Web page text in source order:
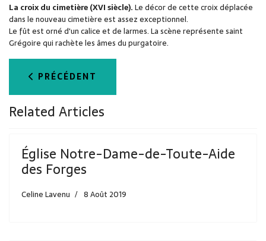
La croix du cimetière (XVI siècle).Le décor de cette croix déplacée
dans le nouveau cimetière est assez exceptionnel.
Le fût est orné d'un calice et de larmes. La scène représente saint
Grégoire qui rachète les âmes du purgatoire.
ARTICLE PRÉCÉDENT : L’ÉGLISE SAINT-PIERRE
PRÉCÉDENT
Related Articles
Église Notre-Dame-de-Toute-Aide
des Forges
Celine Lavenu 8 Août 2019